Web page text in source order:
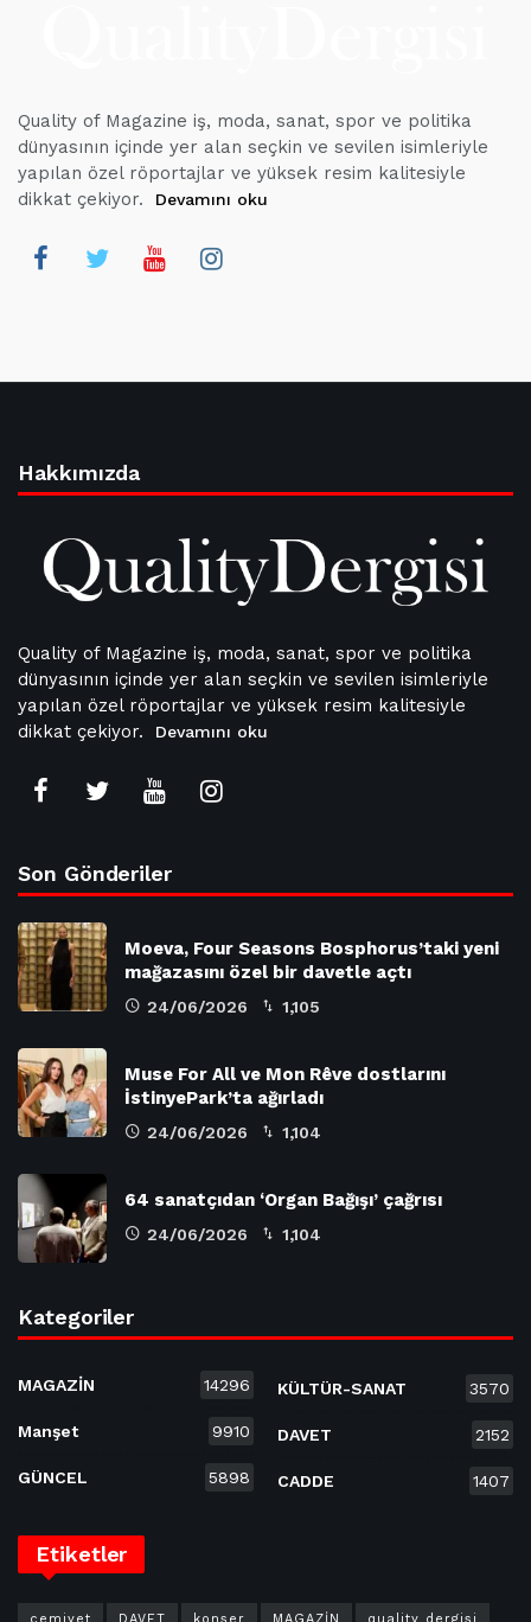
Quality of Magazine iş, moda, sanat, spor ve politika
dünyasının içinde yer alan seçkin ve sevilen isimleriyle
yapılan özel röportajlar ve yüksek resim kalitesiyle
dikkat çekiyor.
Devamını oku
Hakkımızda
Quality of Magazine iş, moda, sanat, spor ve politika
dünyasının içinde yer alan seçkin ve sevilen isimleriyle
yapılan özel röportajlar ve yüksek resim kalitesiyle
dikkat çekiyor.
Devamını oku
Son Gönderiler
Moeva, Four Seasons Bosphorus’taki yeni
mağazasını özel bir davetle açtı
24/06/2026 1,105
Muse For All ve Mon Rêve dostlarını
İstinyePark’ta ağırladı
24/06/2026 1,104
64 sanatçıdan ‘Organ Bağışı’ çağrısı
24/06/2026 1,104
Kategoriler
MAGAZİN 14296
Manşet 9910
GÜNCEL 5898
KÜLTÜR-SANAT 3570
DAVET 2152
CADDE 1407
Etiketler